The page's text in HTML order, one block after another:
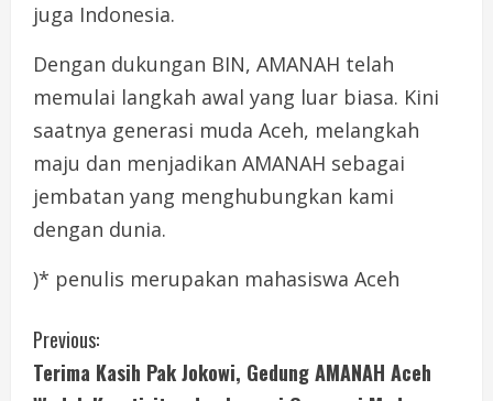
juga Indonesia.
Dengan dukungan BIN, AMANAH telah
memulai langkah awal yang luar biasa. Kini
saatnya generasi muda Aceh, melangkah
maju dan menjadikan AMANAH sebagai
jembatan yang menghubungkan kami
dengan dunia.
)* penulis merupakan mahasiswa Aceh
C
o
Previous:
Terima Kasih Pak Jokowi, Gedung AMANAH Aceh